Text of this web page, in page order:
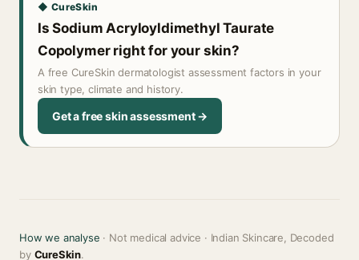
◆ CureSkin
Is Sodium Acryloyldimethyl Taurate
Copolymer right for your skin?
A free CureSkin dermatologist assessment factors in your
skin type, climate and history.
Get a free skin assessment →
How we analyse · Not medical advice · Indian Skincare, Decoded
by CureSkin.